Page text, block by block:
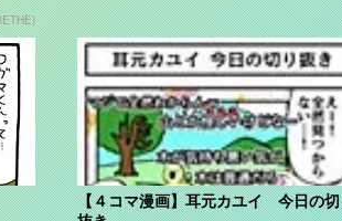
【４コマ漫画】耳元カユイ 今日の